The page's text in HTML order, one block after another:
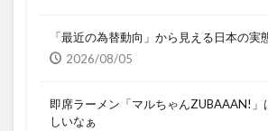
「最近の為替動向」から見える日本の実
2026/08/05
即席ラーメン「マルちゃんZUBAAAN!」
しいなぁ